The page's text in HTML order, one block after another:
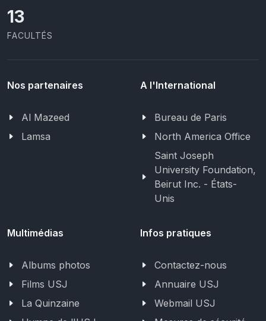
13
FACULTÉS
Nos partenaires
Al Mazeed
Lamsa
A l'International
Bureau de Paris
North America Office
Saint Joseph
University Foundation,
Beirut Inc. - États-
Unis
Multimédias
Albums photos
Films USJ
La Quinzaine
Infos pratiques
Contactez-nous
Annuaire USJ
Webmail USJ